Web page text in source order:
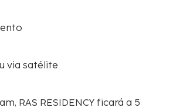
via satélite
RAS RESIDENCY ficará a 5